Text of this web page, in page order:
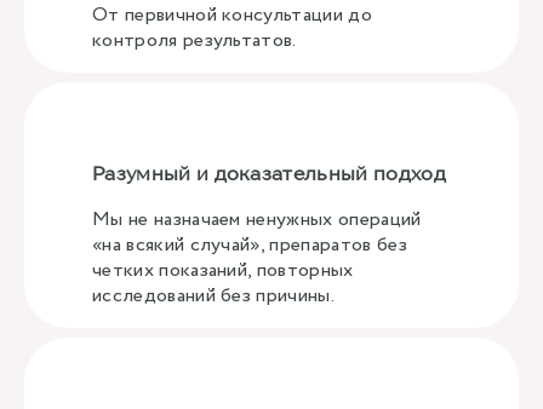
От первичной консультации до
контроля результатов.
Разумный и доказательный подход
Мы не назначаем ненужных операций
«на всякий случай», препаратов без
четких показаний, повторных
исследований без причины.